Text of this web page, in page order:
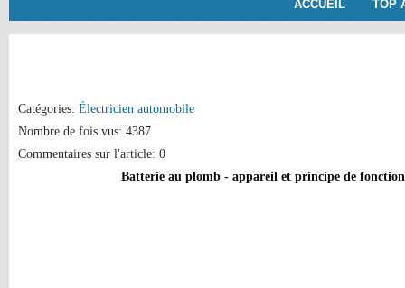
ACCUEIL TOP
Catégories: Électricien automobile
Nombre de fois vus: 4387
Commentaires sur l'article: 0
Batterie au plomb - appareil et principe de